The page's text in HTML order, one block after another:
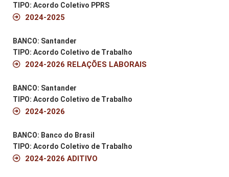
TIPO: Acordo Coletivo PPRS
2024-2025
BANCO: Santander
TIPO: Acordo Coletivo de Trabalho
2024-2026 RELAÇÕES LABORAIS
BANCO: Santander
TIPO: Acordo Coletivo de Trabalho
2024-2026
BANCO: Banco do Brasil
TIPO: Acordo Coletivo de Trabalho
2024-2026 ADITIVO